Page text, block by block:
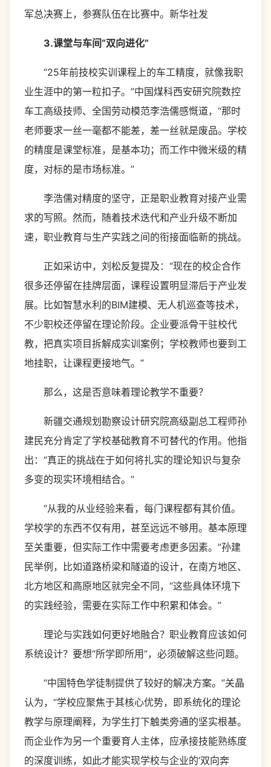
军总决赛上，参赛队伍在比赛中。新华社发
3.课堂与车间“双向进化”
“25年前技校实训课程上的车工精度，就像我职
业生涯中的第一粒扣子。”中国煤科西安研究院数控
车工高级技师、全国劳动模范李浩儒感慨道，“那时
老师要求一丝一毫都不能差，差一丝就是废品。学校
的精度是课堂标准，是基本功；而工作中微米级的精
度，对标的是市场标准。”
李浩儒对精度的坚守，正是职业教育对接产业需
求的写照。然而，随着技术迭代和产业升级不断加
速，职业教育与生产实践之间的衔接面临新的挑战。
正如采访中，刘松反复提及：“现在的校企合作
很多还停留在挂牌层面，课程设置明显滞后于产业发
展。比如智慧水利的BIM建模、无人机巡查等技术，
不少职校还停留在理论阶段。企业要派骨干驻校代
教，把真实项目拆解成实训案例；学校教师也要到工
地挂职，让课程更接地气。”
那么，这是否意味着理论教学不重要？
新疆交通规划勘察设计研究院高级副总工程师孙
建民充分肯定了学校基础教育不可替代的作用。他指
出：“真正的挑战在于如何将扎实的理论知识与复杂
多变的现实环境相结合。”
“从我的从业经验来看，每门课程都有其价值。
学校学的东西不仅有用，甚至远远不够用。基本原理
至关重要，但实际工作中需要考虑更多因素。”孙建
民举例，比如道路桥梁和隧道的设计，在南方地区、
北方地区和高原地区就完全不同，“这些具体环境下
的实践经验，需要在实际工作中积累和体会。”
理论与实践如何更好地融合？职业教育应该如何
系统设计？要想“所学即所用”，必须破解这些问题。
“中国特色学徒制提供了较好的解决方案。”关晶
认为，“学校应聚焦于其核心优势，即系统化的理论
教学与原理阐释，为学生打下触类旁通的坚实根基。
而企业作为另一个重要育人主体，应承接技能熟练度
的深度训练，如此才能实现学校与企业的‘双向奔